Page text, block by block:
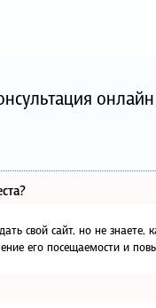
свой сайт, но не
его посещаемости и